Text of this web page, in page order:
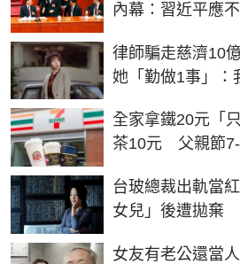
內幕：習近平應
律師騙走慈濟10
她「勤做1事」：
全家拿鐵20元「
茶10元 父親節
台玻總裁出軌當
女兒」後遭拋棄
女友有老公還當